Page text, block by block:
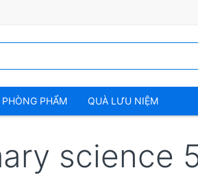
PHÒNG PHẨM QUÀ LƯU NIỆM
science